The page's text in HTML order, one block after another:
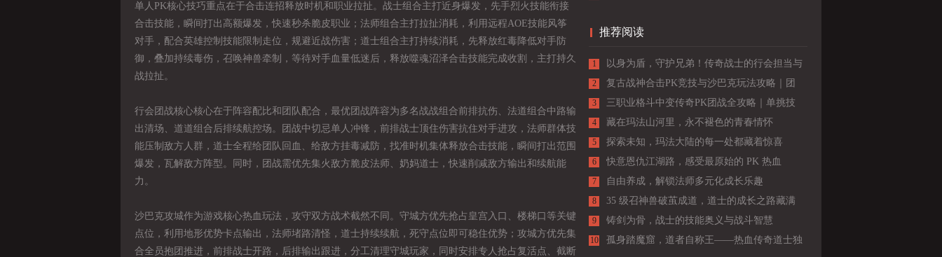
单人PK核心技巧重点在于合击连招释放时机和职业拉扯。战士组合主打近身爆发，先手烈火技能衔接
合击技能，瞬间打出高额爆发，快速秒杀脆皮职业；法师组合主打拉扯消耗，利用远程AOE技能风筝
对手，配合英雄控制技能限制走位，规避近战伤害；道士组合主打持续消耗，先释放红毒降低对手防
御，叠加持续毒伤，召唤神兽牵制，等待对手血量低迷后，释放噬魂沼泽合击技能完成收割，主打持久
战拉扯。
行会团战核心核心在于阵容配比和团队配合，最优团战阵容为多名战战组合前排抗伤、法道组合中路输
出清场、道道组合后排续航控场。团战中切忌单人冲锋，前排战士顶住伤害抗住对手进攻，法师群体技
能压制敌方人群，道士全程给团队回血、给敌方挂毒减防，找准时机集体释放合击技能，瞬间打出范围
爆发，瓦解敌方阵型。同时，团战需优先集火敌方脆皮法师、奶妈道士，快速削减敌方输出和续航能
力。
沙巴克攻城作为游戏核心热血玩法，攻守双方战术截然不同。守城方优先抢占皇宫入口、楼梯口等关键
点位，利用地形优势卡点输出，法师堵路清怪，道士持续续航，死守点位即可稳住优势；攻城方优先集
合全员抱团推进，前排战士开路，后排输出跟进，分工清理守城玩家，同时安排专人抢占复活点、截断
推荐阅读
1
以身为盾，守护兄弟！传奇战士的行会担当与
江湖情怀
2
复古战神合击PK竞技与沙巴克玩法攻略｜团
战技巧、合击连招与战力提升秘籍
3
三职业格斗中变传奇PK团战全攻略｜单挑技
巧、职业克制、沙城团战、跨服竞技实战打法
4 藏在玛法山河里，永不褪色的青春情怀
5 探索未知，玛法大陆的每一处都藏着惊喜
6 快意恩仇江湖路，感受最原始的 PK 热血
7 自由养成，解锁法师多元化成长乐趣
8
35 级召神兽破茧成道，道士的成长之路藏满
老玩家青春回忆
9 铸剑为骨，战士的技能奥义与战斗智慧
10
孤身踏魔窟，道者自称王——热血传奇道士独